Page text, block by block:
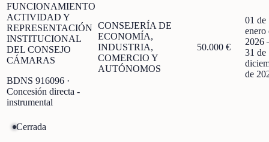
FUNCIONAMIENTO
ACTIVIDAD Y
REPRESENTACIÓN
INSTITUCIONAL
DEL CONSEJO
CÁMARAS
BDNS 916096 ·
Concesión directa -
instrumental
CONSEJERÍA DE
ECONOMÍA,
INDUSTRIA,
COMERCIO Y
AUTÓNOMOS
50.000 €
01 de
enero
2026
31 de
de
Cerrada